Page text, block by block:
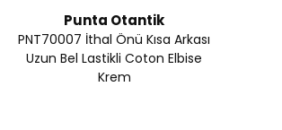
Punta Otantik
PNT70007 İthal Önü Kısa Arkası
Uzun Bel Lastikli Coton Elbise
Krem